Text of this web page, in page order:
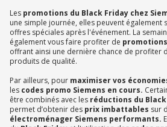
Les promotions du Black Friday chez
une simple journée, elles peuvent également
offres spéciales après l'événement. La
également vous faire profiter de
offrant ainsi une dernière chance de profiter
produits de qualité.
Par ailleurs, pour maximiser vos
les codes promo Siemens en cours.
être combinés avec les réductions du
permet d’obtenir des prix imbattables sur
électroménager Siemens performants.